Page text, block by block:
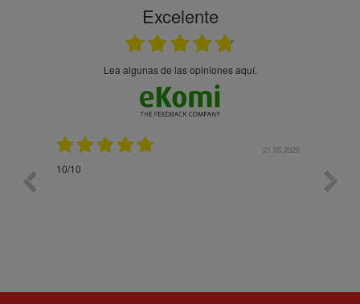
Excelente
Lea algunas de las opiniones aquí.
21.05.2026
10/10
En